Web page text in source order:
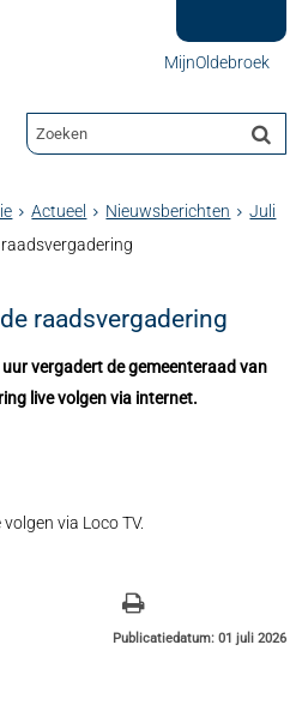
MijnOldebroek
Actueel Nieuwsberichten
Juli
raadsvergadering
vergadert de gemeenteraad van
live volgen via internet.
via Loco TV.
Publicatiedatum: 01 juli 2026